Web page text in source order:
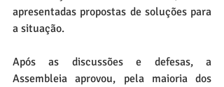
apresentadas propostas de soluções para
a situação.
Após as discussões e defesas, a
Assembleia aprovou, pela maioria dos